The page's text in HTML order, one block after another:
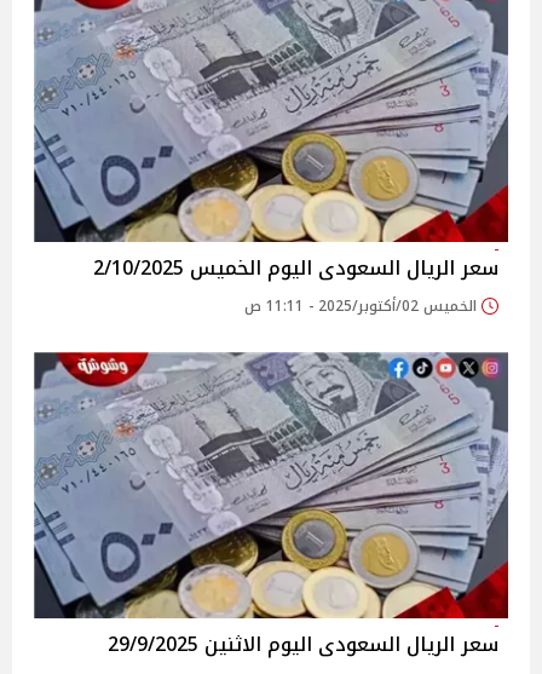
سعر الريال السعودى اليوم الخميس 2/10/2025
الخميس 02/أكتوبر/2025 - 11:11 ص
سعر الريال السعودى اليوم الاثنين 29/9/2025